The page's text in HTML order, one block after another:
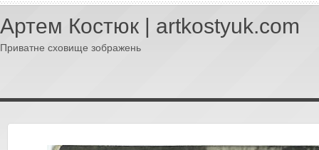
Артем Костюк | artkostyuk.com
Приватне сховище зображень